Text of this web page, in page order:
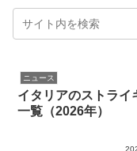
ニュース
イタリアのストライ
一覧（2026年）